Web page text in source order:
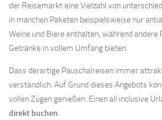
der Reisemarkt eine Vielzahl von
in manchen Paketen beispielsweise nur
Weine und Biere enthalten, während andere
Getränke in vollem Umfang bieten.
Dass derartige Pauschalreisen immer
verständlich. Auf Grund dieses Angebots
vollen Zügen genießen. Einen all inclusive
direkt buchen.